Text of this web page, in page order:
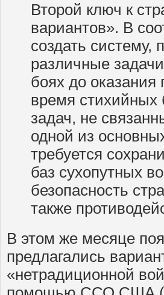
Второй ключ к
вариантов». В
создать
различные
боях до
время стихийных
задач, не
одной из
требуется
баз сухопутных
безопасность
также
В этом же месяце
предлагались
«нетрадиционной